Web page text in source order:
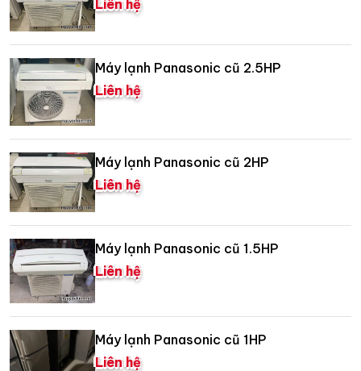
Liên hệ
Máy lạnh Panasonic cũ 2.5HP
Liên hệ
Máy lạnh Panasonic cũ 2HP
Liên hệ
Máy lạnh Panasonic cũ 1.5HP
Liên hệ
Máy lạnh Panasonic cũ 1HP
Liên hệ